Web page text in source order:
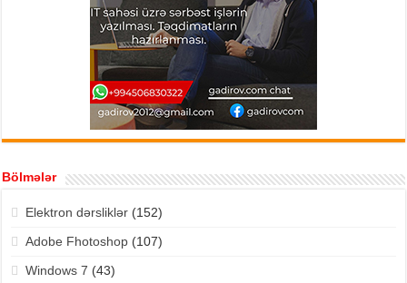
Bölmələr
Elektron dərsliklər(152)
Adobe Fhotoshop(107)
Windows 7 (43)